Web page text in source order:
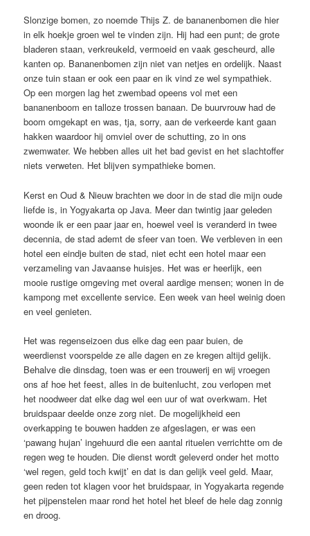
Slonzige bomen, zo noemde Thijs Z. de bananenbomen die hier
in elk hoekje groen wel te vinden zijn. Hij had een punt; de grote
bladeren staan, verkreukeld, vermoeid en vaak gescheurd, alle
kanten op. Bananenbomen zijn niet van netjes en ordelijk. Naast
onze tuin staan er ook een paar en ik vind ze wel sympathiek.
Op een morgen lag het zwembad opeens vol met een
bananenboom en talloze trossen banaan. De buurvrouw had de
boom omgekapt en was, tja, sorry, aan de verkeerde kant gaan
hakken waardoor hij omviel over de schutting, zo in ons
zwemwater. We hebben alles uit het bad gevist en het slachtoffer
niets verweten. Het blijven sympathieke bomen.
Kerst en Oud & Nieuw brachten we door in de stad die mijn oude
liefde is, in Yogyakarta op Java. Meer dan twintig jaar geleden
woonde ik er een paar jaar en, hoewel veel is veranderd in twee
decennia, de stad ademt de sfeer van toen. We verbleven in een
hotel een eindje buiten de stad, niet echt een hotel maar een
verzameling van Javaanse huisjes. Het was er heerlijk, een
mooie rustige omgeving met overal aardige mensen; wonen in de
kampong met excellente service. Een week van heel weinig doen
en veel genieten.
Het was regenseizoen dus elke dag een paar buien, de
weerdienst voorspelde ze alle dagen en ze kregen altijd gelijk.
Behalve die dinsdag, toen was er een trouwerij en wij vroegen
ons af hoe het feest, alles in de buitenlucht, zou verlopen met
het noodweer dat elke dag wel een uur of wat overkwam. Het
bruidspaar deelde onze zorg niet. De mogelijkheid een
overkapping te bouwen hadden ze afgeslagen, er was een
‘pawang hujan’ ingehuurd die een aantal rituelen verrichtte om de
regen weg te houden. Die dienst wordt geleverd onder het motto
‘wel regen, geld toch kwijt’ en dat is dan gelijk veel geld. Maar,
geen reden tot klagen voor het bruidspaar, in Yogyakarta regende
het pijpenstelen maar rond het hotel het bleef de hele dag zonnig
en droog.